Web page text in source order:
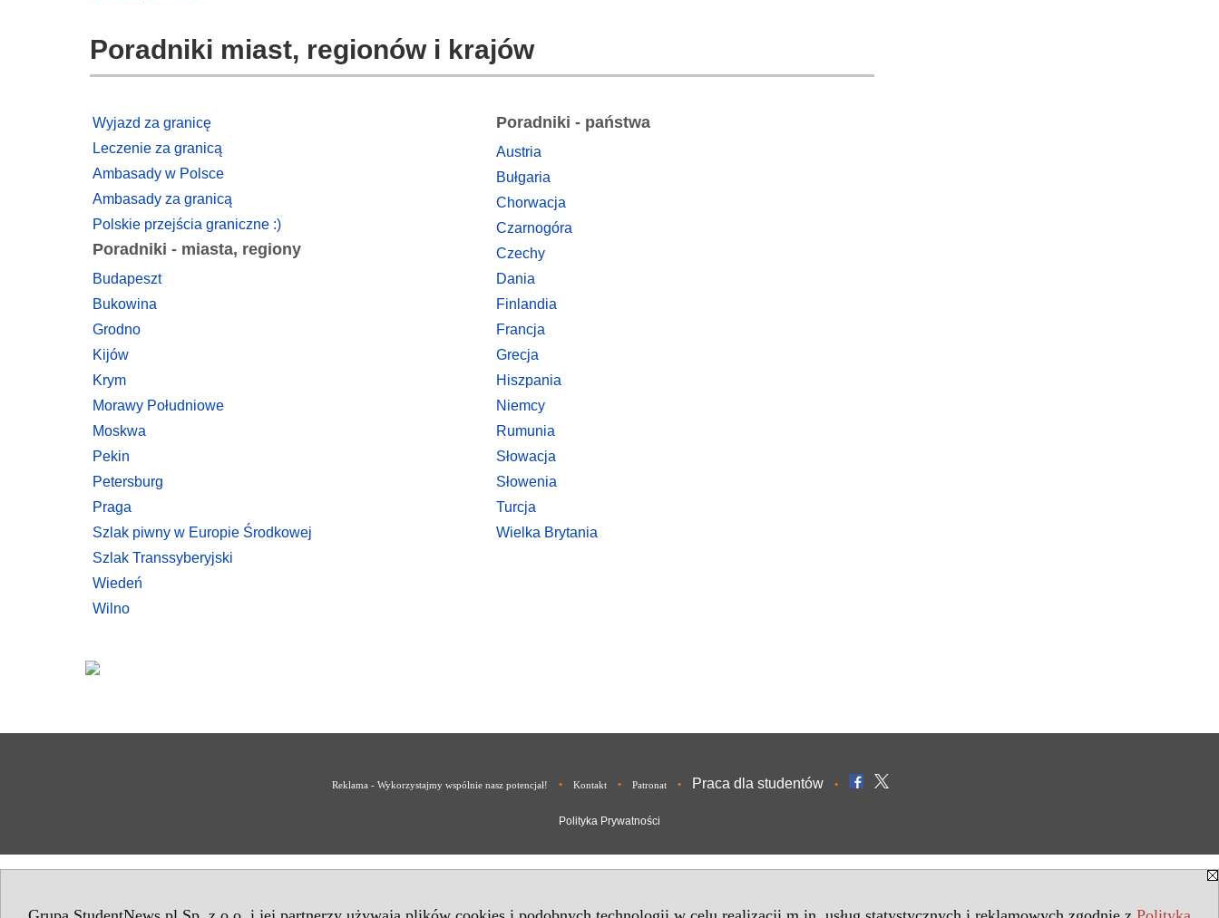
Poradniki miast, regionów i krajów
Wyjazd za granicę
Leczenie za granicą
Ambasady w Polsce
Ambasady za granicą
Polskie przejścia graniczne :)
Poradniki - miasta, regiony
Budapeszt
Bukowina
Grodno
Kijów
Krym
Morawy Południowe
Moskwa
Pekin
Petersburg
Praga
Szlak piwny w Europie Środkowej
Szlak Transsyberyjski
Wiedeń
Wilno
Poradniki - państwa
Austria
Bułgaria
Chorwacja
Czarnogóra
Czechy
Dania
Finlandia
Francja
Grecja
Hiszpania
Niemcy
Rumunia
Słowacja
Słowenia
Turcja
Wielka Brytania
Reklama - Wykorzystajmy wspólnie nasz potencjał! • Kontakt • Patronat • Praca dla studentów •
Polityka Prywatności